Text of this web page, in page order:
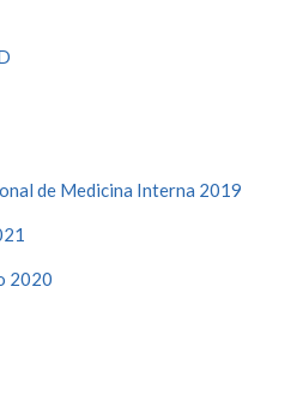
de Medicina Interna 2019
2020